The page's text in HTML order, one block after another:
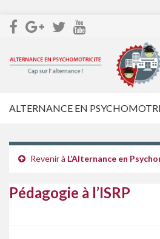
ALTERNANCE EN
Revenir à L’Alternance en
Pédagogie à l’ISRP